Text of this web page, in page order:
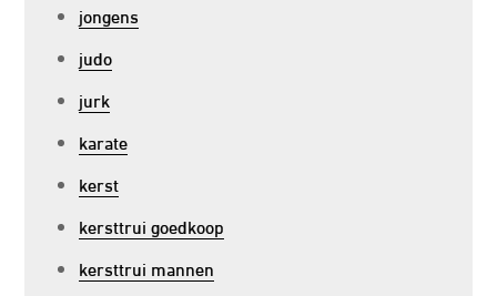
jongens
judo
jurk
karate
kerst
kersttrui goedkoop
kersttrui mannen